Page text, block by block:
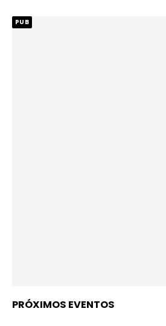
PUB
PRÓXIMOS EVENTOS